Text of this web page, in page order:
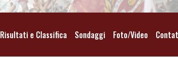
Risultati e Classifica Sondaggi Foto/Video